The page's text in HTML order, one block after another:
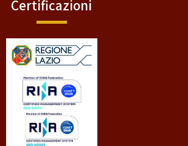
Certificazioni